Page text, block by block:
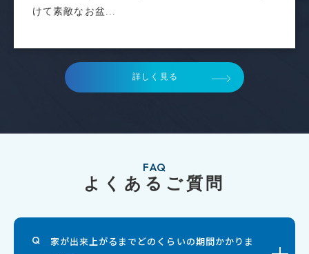
けて素敵なお盆...
詳しく見る
FAQ
よくあるご質問
家が出来上がるまでどのくらいの期間かかりま